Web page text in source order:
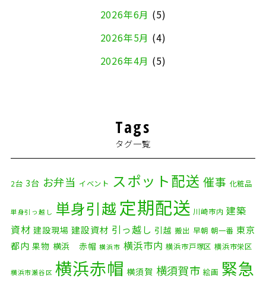
2026年6月 (5)
2026年5月 (4)
2026年4月 (5)
2026年1月
2025年11月(4)
2025年10月(9)
2025年9月
2025年8月(2)
2025年7月(6)
Tags
タグ一覧
2台 3台 お弁当 イベント スポット配送 催事 化粧品
単身引っ越し 単身引越 定期配送 川崎市内 建築
資材 建設現場 建設資材 引っ越し 引越 搬出 早朝 朝一番 東京
都内 果物 横浜 赤帽 横浜市 横浜市内 横浜市戸塚区 横浜市栄区
横浜市瀬谷区 横浜赤帽 横須賀 横須賀市 絵画 緊急